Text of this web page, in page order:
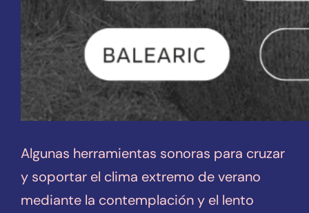
Algunas herramientas sonoras para cruzar
y soportar el clima extremo de verano
mediante la contemplación y el lento